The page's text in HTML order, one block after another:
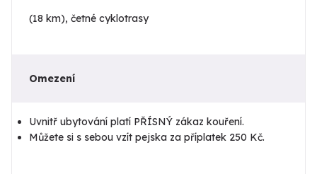
(18 km), četné cyklotrasy
Omezení
Uvnitř ubytování platí PŘÍSNÝ zákaz kouření.
Můžete si s sebou vzít pejska za příplatek 250 Kč.